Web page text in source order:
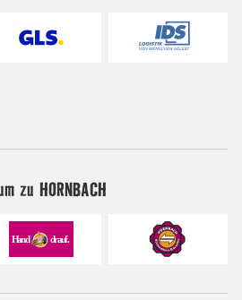
zu HORNBACH